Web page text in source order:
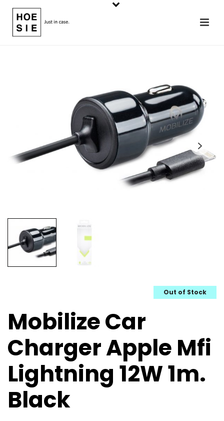
Out of Stock
Mobilize Car
Charger Apple Mfi
Lightning 12W 1m.
Black